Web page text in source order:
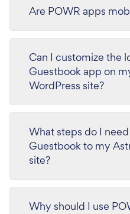
Are POWR apps
Can I customize the
Guestbook app on
WordPress site?
What steps do I
Guestbook to my
site?
Why should I use